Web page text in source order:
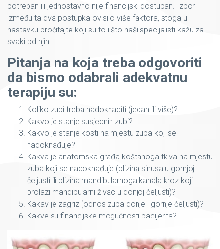
potreban ili jednostavno nije financijski dostupan. Izbor
između ta dva postupka ovisi o više faktora, stoga u
nastavku pročitajte koji su to i što naši specijalisti kažu za
svaki od njih:
Pitanja na koja treba odgovoriti
da bismo odabrali adekvatnu
terapiju su:
Koliko zubi treba nadoknaditi (jedan ili više)?
Kakvo je stanje susjednih zubi?
Kakvo je stanje kosti na mjestu zuba koji se
nadoknađuje?
Kakva je anatomska građa koštanoga tkiva na mjestu
zuba koji se nadoknađuje (blizina sinusa u gornjoj
čeljusti ili blizina mandibularnoga kanala kroz koji
prolazi mandibularni živac u donjoj čeljusti)?
Kakav je zagriz (odnos zuba donje i gornje čeljusti)?
Kakve su financijske mogućnosti pacijenta?